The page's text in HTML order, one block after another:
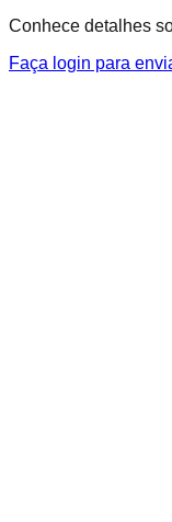
Conhece detalhes
Faça login para